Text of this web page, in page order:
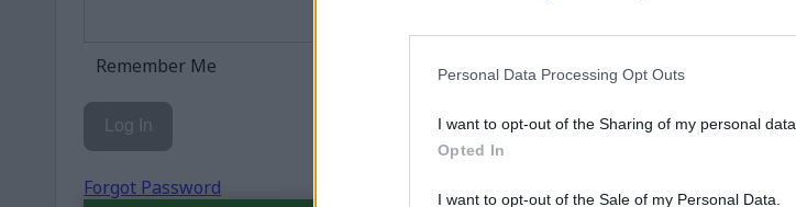
Personal Data Processing Opt Outs
I want to opt-out of the Sharing of my personal data.
Opted In
I want to opt-out of the Sale of my Personal Data.
Remember Me
Forgot Password